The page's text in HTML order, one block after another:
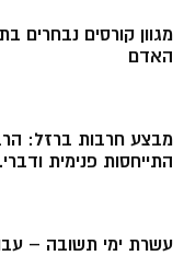
מגוון קורסים נבחרים
האדם
מבצע חרבות ברזל:
התייחסות פנימית
עשרת ימי תשובה –